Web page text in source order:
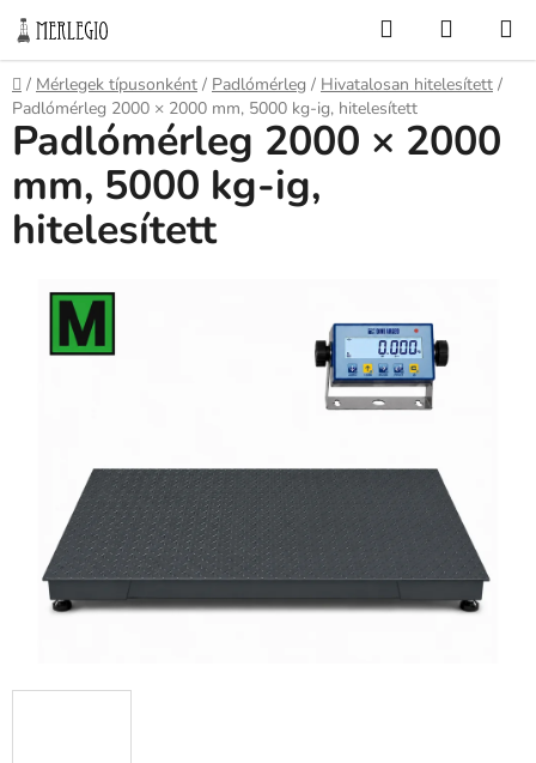
Ugrás
fő
tartalomhoz
KeresésKOSÁR
Kezdőlap
/ Mérlegek típusonként / Padlómérleg / Hivatalosan hitelesített /
Padlómérleg 2000 × 2000 mm, 5000 kg-ig, hitelesített
Padlómérleg 2000 × 2000
mm, 5000 kg-ig,
hitelesített